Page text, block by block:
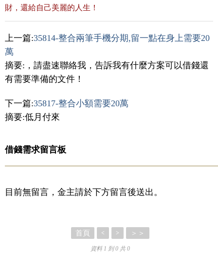
財，還給自己美麗的人生！
上一篇:35814-整合兩筆手機分期,留一點在身上需要20
萬
摘要:，請盡速聯絡我，告訴我有什麼方案可以借錢還
有需要準備的文件！
下一篇:35817-整合小額需要20萬
摘要:低月付來
借錢需求留言板
目前無留言，金主請於下方留言後送出。
首頁 < > ＞＞
資料 1 到 0 共 0